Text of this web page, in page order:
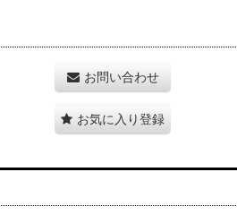
お問い合わせ
お気に入り登録